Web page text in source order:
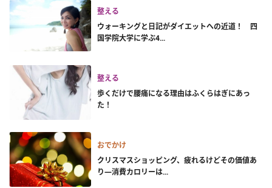
整える
ウォーキングと日記がダイエットへの近道！ 四
国学院大学に学ぶ4...
整える
歩くだけで腰痛になる理由はふくらはぎにあっ
た！
おでかけ
クリスマスショッピング、疲れるけどその価値あ
り―消費カロリーは...